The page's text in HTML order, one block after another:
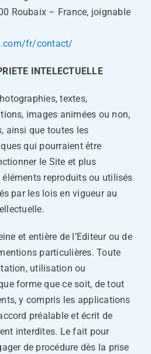
Roubaix – France, joignable
fr/contact/
INTELECTUELLE
textes,
images animées ou non,
ainsi que toutes les
qui pourraient être
le Site et plus
reproduits ou utilisés
par les lois en vigueur au
et entière de l’Editeur ou de
particulières. Toute
utilisation ou
forme que ce soit, de tout
y compris les applications
préalable et écrit de
interdites. Le fait pour
de procédure dès la prise